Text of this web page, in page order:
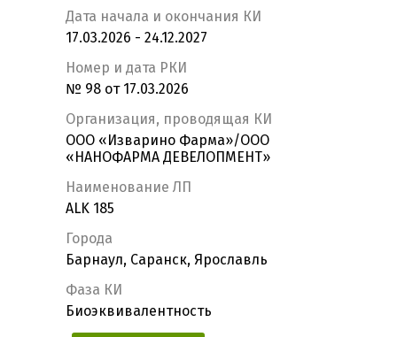
Дата начала и окончания КИ
17.03.2026 - 24.12.2027
Номер и дата РКИ
№ 98 от 17.03.2026
Организация, проводящая КИ
ООО «Изварино Фарма»/ООО
«НАНОФАРМА ДЕВЕЛОПМЕНТ»
Наименование ЛП
ALK 185
Города
Барнаул, Саранск, Ярославль
Фаза КИ
Биоэквивалентность